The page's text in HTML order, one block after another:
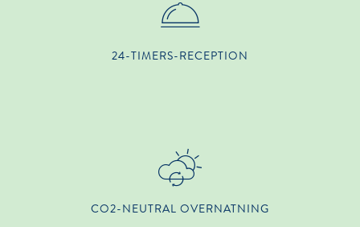
24-TIMERS-RECEPTION
CO2-NEUTRAL OVERNATNING